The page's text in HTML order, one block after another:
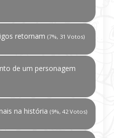
retornam (7%, 31 Votos)
de um personagem
na história (9%, 42 Votos)